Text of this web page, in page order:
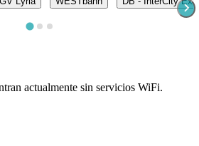
actualmente sin servicios WiFi.